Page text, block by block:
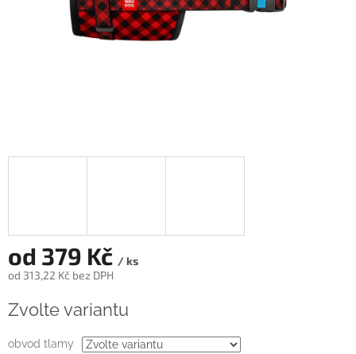
od 379 Kč / ks
od 313,22 Kč bez DPH
cena:
Zvolte variantu
obvod tlamy